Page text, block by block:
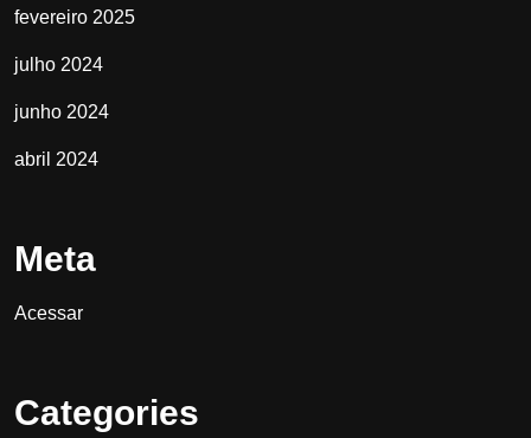
fevereiro 2025
julho 2024
junho 2024
abril 2024
Meta
Acessar
Categories